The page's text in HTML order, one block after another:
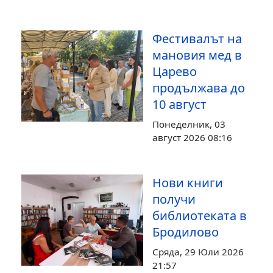
Фестивалът на
мановия мед в
Царево
продължава до
10 август
Понеделник, 03
август 2026 08:16
Нови книги
получи
библиотеката в
Бродилово
Сряда, 29 Юли 2026
21:57